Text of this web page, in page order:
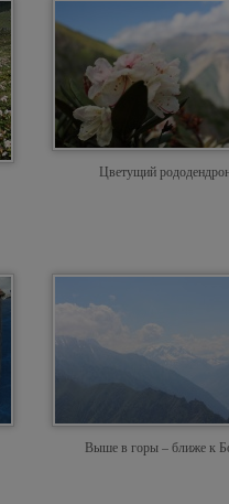
Цветущий
Выше в горы – ближе к